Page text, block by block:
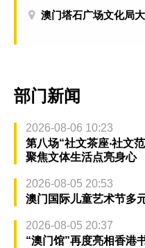
澳门塔石广场文化局
部门新闻
2026-08-06 10:23
第八场“社文茶座‧社文
聚焦文体生活点亮身心
2026-08-05 20:53
澳门国际儿童艺术节多
2026-08-05 20:37
“澳门馆”再度亮相香港